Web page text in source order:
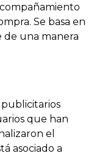
Se basa en
una manera
publicitarios
que han
el
asociado a